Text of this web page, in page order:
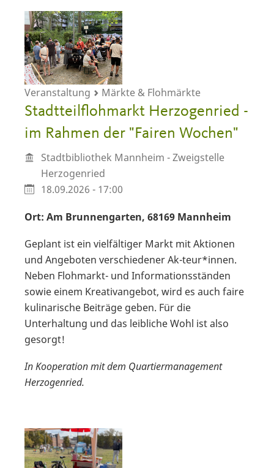
Veranstaltung Märkte & Flohmärkte
Stadtteilflohmarkt Herzogenried -
im Rahmen der "Fairen Wochen"
Stadtbibliothek Mannheim - Zweigstelle
Herzogenried
18.09.2026 - 17:00
Ort: Am Brunnengarten, 68169 Mannheim
Geplant ist ein vielfältiger Markt mit Aktionen
und Angeboten verschiedener Ak-teur*innen.
Neben Flohmarkt- und Informationsständen
sowie einem Kreativangebot, wird es auch faire
kulinarische Beiträge geben. Für die
Unterhaltung und das leibliche Wohl ist also
gesorgt!
In Kooperation mit dem Quartiermanagement
Herzogenried.